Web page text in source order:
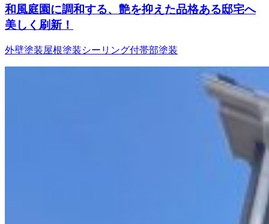
和風庭園に調和する、艶を抑えた品格ある邸宅へ
美しく刷新！
外壁塗装屋根塗装シーリング付帯部塗装